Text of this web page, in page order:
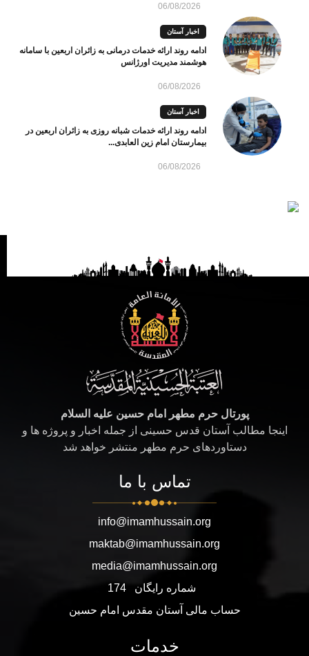
06/08/2026
اخبار آستان
ادامه روند ارائه خدمات درمانی به زائران اربعین با سامانه
هوشمند مدیریت اورژانس
06/08/2026
اخبار آستان
ادامه روند ارائه خدمات شبانه روزی به زائران اربعین در
بیمارستان امام زین العابدی...
06/08/2026
پورتال حرم مطهر امام حسین علیه السلام
اینجا مطالب آستان قدس حسینی از جمله اخبار و پروژه ها و
دستاوردهای حرم مطهر منتشر خواهد شد
تماس با ما
info@imamhussain.org
maktab@imamhussain.org
media@imamhussain.org
شماره رایگان
174
حساب مالی آستان مقدس امام حسین
خدمات